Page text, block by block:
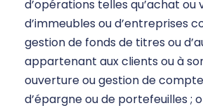
d’opérations telles qu’achat ou
d’immeubles ou d’entreprises
gestion de fonds de titres ou
appartenant aux clients ou à
ouverture ou gestion de
d’épargne ou de portefeuilles ;